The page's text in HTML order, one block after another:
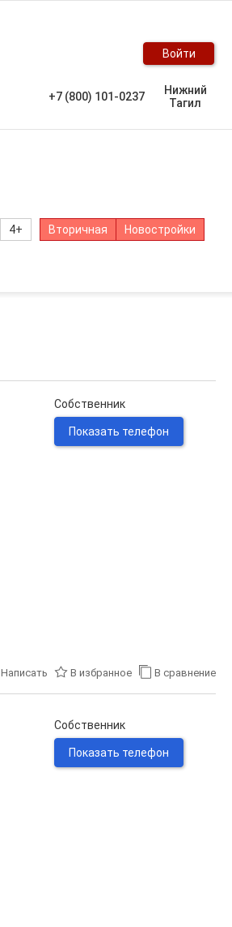
Войти
+7 (800) 101-0237
Нижний
Тагил
4+ Вторичная Новостройки
Собственник
Показать телефон
Написать В избранное В сравнение
Собственник
Показать телефон